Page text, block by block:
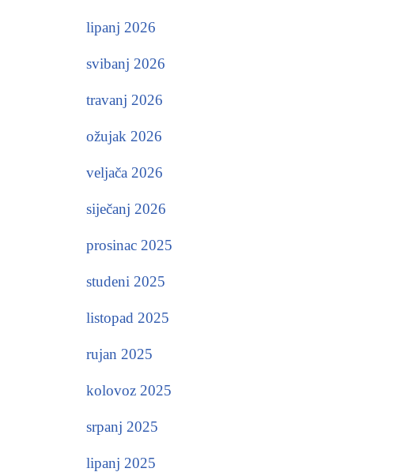
lipanj 2026
svibanj 2026
travanj 2026
ožujak 2026
veljača 2026
siječanj 2026
prosinac 2025
studeni 2025
listopad 2025
rujan 2025
kolovoz 2025
srpanj 2025
lipanj 2025